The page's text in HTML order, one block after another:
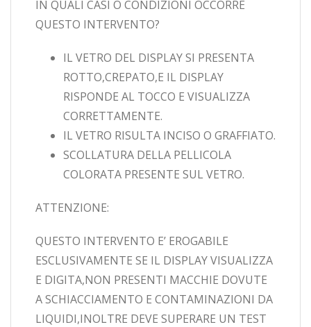
IN QUALI CASI O CONDIZIONI OCCORRE
QUESTO INTERVENTO?
IL VETRO DEL DISPLAY SI PRESENTA
ROTTO,CREPATO,E IL DISPLAY
RISPONDE AL TOCCO E VISUALIZZA
CORRETTAMENTE.
IL VETRO RISULTA INCISO O GRAFFIATO.
SCOLLATURA DELLA PELLICOLA
COLORATA PRESENTE SUL VETRO.
ATTENZIONE:
QUESTO INTERVENTO E’ EROGABILE
ESCLUSIVAMENTE SE IL DISPLAY VISUALIZZA
E DIGITA,NON PRESENTI MACCHIE DOVUTE
A SCHIACCIAMENTO E CONTAMINAZIONI DA
LIQUIDI,INOLTRE DEVE SUPERARE UN TEST